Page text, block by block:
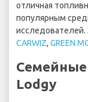
отличная
популярным
CARWIZ, GREEN
Семейные
Lodgy